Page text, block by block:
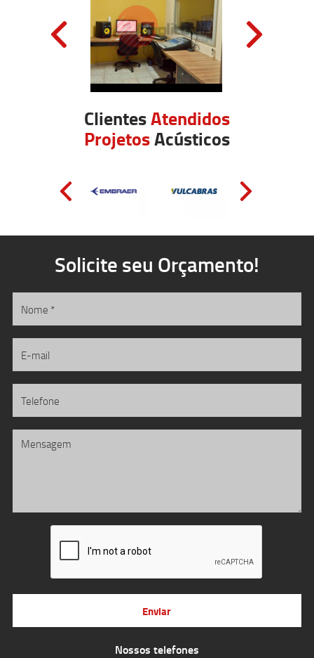
ClientesAtendidos
ProjetosAcústicos
Nossos telefones
Solicite seu Orçamento!
Enviar